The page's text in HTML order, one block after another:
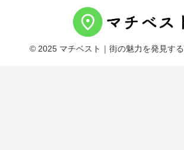
© 2025 マチベスト｜街の魅力を発見す